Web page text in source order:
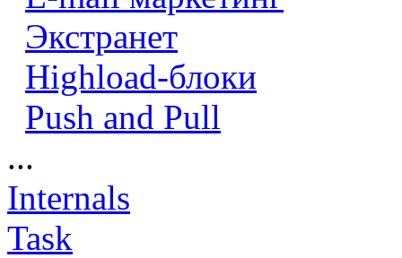
Экстранет
Highload-блоки
Push and Pull
...
Internals
Task